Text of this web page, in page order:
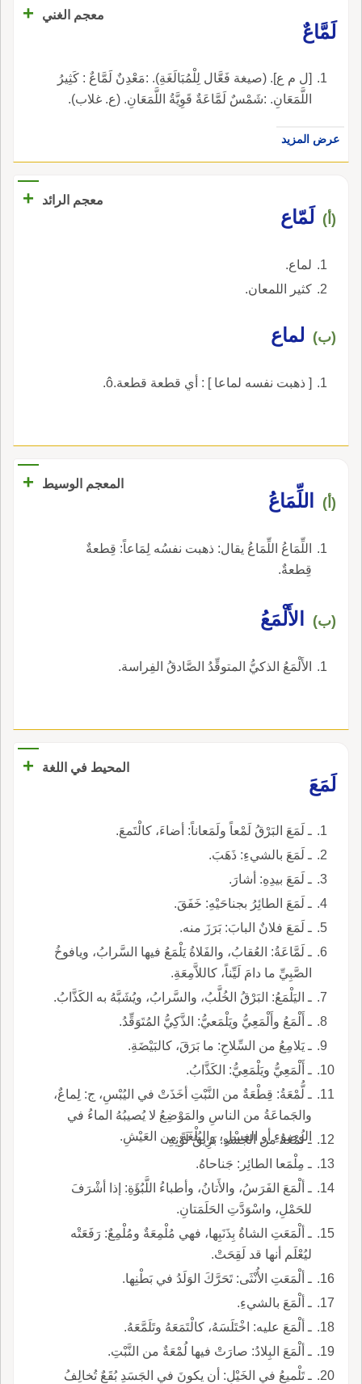
معجم الغني
+
لَمَّاعٌ
[ل م ع]. (صيغة فَعَّال لِلْمُبَالَغَةِ). :مَعْدِنٌ لَمَّاعٌ : كَثِيرُ
اللَّمَعَانِ. :شَمْسٌ لَمَّاعَةٌ قَوِيَّةُ اللَّمَعَانِ. (ع. غلاب).
عرض المزيد
معجم الرائد +
(أ) لَمّاع
لماع.
كثير اللمعان.
(ب) لماع
[ ذهبت نفسه لماعا ] : أي قطعة قطعة.ô.
المعجم الوسيط +
(أ) اللِّمَاعُ
اللِّمَاعُ اللِّمَاعُ يقال: ذهبت نفسُه لِمَاعاً: قِطعةٌ
قِطعةٌ.
(ب) الأَلْمَعُ
الأَلْمَعُ الذكيُّ المتوقِّدُ الصَّادقُ الفِراسة.
المحيط في اللغة
+
لَمَعَ
ـ لَمَعَ البَرْقُ لَمْعاً ولَمَعاناً: أضاءَ، كالْتَمعَ.
ـ لَمَعَ بالشيءِ: ذَهَبَ.
ـ لَمَعَ بيدِهِ: أشارَ.
ـ لَمَعَ الطائِرُ بجناحَيْهِ: خَفَقَ.
ـ لَمَعَ فلانٌ البابَ: بَرَزَ منه.
ـ لَمَّاعَةُ: العُقابُ، والفَلاةُ يَلْمَعُ فيها السَّرابُ، ويافوخُ
الصَّبِيِّ ما دامَ لَيِّناً، كاللاَّمِعَةِ.
ـ اليَلْمَعُ: البَرْقُ الخُلَّبُ، والسَّرابُ، ويُشَبَّهُ به الكَذَّابُ.
ـ أَلْمَعُ وأَلْمَعِيُّ ويَلْمَعيُّ: الذَّكِيُّ المُتَوَقِّدُ.
ـ يَلامِعُ من السِّلاحِ: ما بَرَقَ، كالبَيْضَةِ.
ـ أَلْمَعِيُّ ويَلْمَعِيُّ: الكَذَّابُ.
ـ لُّمْعَةُ: قِطْعَةٌ من النَّبْتِ أخَذَتْ في اليُبْسِ، ج: لِماعٌ،
والجَماعَةُ من الناسِ والمَوْضِعُ لا يُصيبُهُ الماءُ في
الوضوءِ أو الغسْلِ، والبُلْغَةَ من العَيْشِ.
ـ لُمْعَةُ من الجَسَدِ: بَرِيقُ لَوْنِهِ.
ـ مِلْمَعا الطائِر: جَناحاهُ.
ـ ألْمَعَ الفَرَسُ، والأَتانُ، وأطباءُ اللَّبُؤَةِ: إذا أشْرَفَ
للحَمْلِ، واسْوَدَّتِ الحَلَمَتانِ.
ـ ألْمَعَتِ الشاةُ بِذَنَبِها، فهي مُلْمِعَةٌ ومُلْمِعٌ: رَفَعَتْه
ليُعْلَم أنها قد لَقِحَتْ.
ـ ألْمَعَتِ الأُنْثَى: تَحَرَّكَ الوَلَدُ في بَطْنِها.
ـ ألْمَعَ بالشيءِ.
ـ ألْمَعَ عليه: اخْتَلَسَهُ، كالْتَمَعَهُ وتَلَمَّعَهُ.
ـ ألْمَعَ البِلادُ: صارَتْ فيها لُمْعَةٌ من النَّبْتِ.
ـ تَلْميعُ في الخَيْلِ: أن يكونَ في الجَسَدِ بُقَعٌ تُخالِفُ